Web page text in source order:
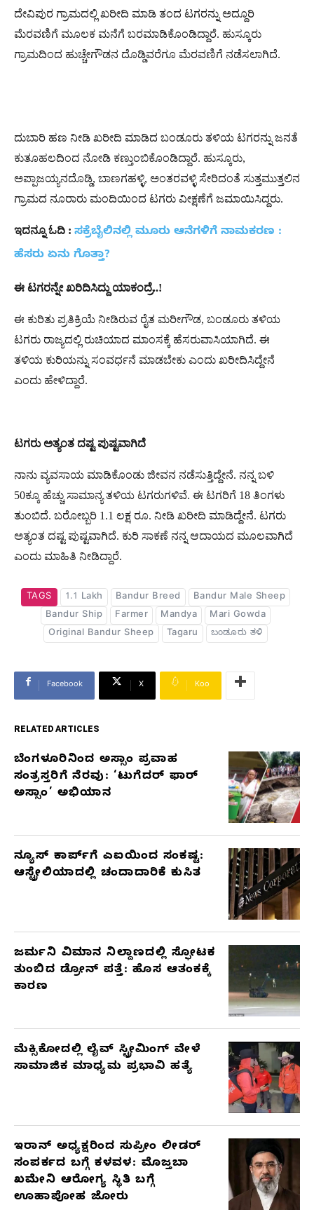
ದೇವಿಪುರ ಗ್ರಾಮದಲ್ಲಿ ಖರೀದಿ ಮಾಡಿ ತಂದ ಟಗರನ್ನು ಅದ್ದೂರಿ
‌ಮೆರವಣಿಗೆ ಮೂಲಕ ಮನೆಗೆ ಬರಮಾಡಿಕೊಂಡಿದ್ದಾರೆ. ಹುಸ್ಕೂರು
ಗ್ರಾಮದಿಂದ ಹುಚ್ಚೇಗೌಡನ ದೊಡ್ಡಿವರೆಗೂ ಮೆರವಣಿಗೆ ನಡೆಸಲಾಗಿದೆ.
ದುಬಾರಿ ಹಣ ನೀಡಿ ಖರೀದಿ ಮಾಡಿದ ಬಂಡೂರು ತಳಿಯ ಟಗರನ್ನು ಜನತೆ
ಕುತೂಹಲದಿಂದ ನೋಡಿ ಕಣ್ತುಂಬಿಕೊಂಡಿದ್ದಾರೆ. ಹುಸ್ಕೂರು,
ಅಪ್ಪಾಜಯ್ಯನದೊಡ್ಡಿ, ಬಾಣಗಹಳ್ಳಿ, ಅಂತರವಳ್ಳಿ ಸೇರಿದಂತೆ ಸುತ್ತಮುತ್ತಲಿನ
ಗ್ರಾಮದ ನೂರಾರು ಮಂದಿಯಿಂದ ಟಗರು ವೀಕ್ಷಣೆಗೆ ಜಮಾಯಿಸಿದ್ದರು.
ಇದನ್ನೂ ಓದಿ : ಸಕ್ರೆಬೈಲಿನಲ್ಲಿ ಮೂರು ಆನೆಗಳಿಗೆ ನಾಮಕರಣ :
ಹೆಸರು ಏನು ಗೊತ್ತಾ?
ಈ ಟಗರನ್ನೇ ಖರಿದಿಸಿದ್ದು ಯಾಕಂದ್ರೆ..!
ಈ ಕುರಿತು ಪ್ರತಿಕ್ರಿಯೆ ನೀಡಿರುವ ರೈತ ಮರೀಗೌಡ, ಬಂಡೂರು ತಳಿಯ
ಟಗರು ರಾಜ್ಯದಲ್ಲಿ ರುಚಿಯಾದ ಮಾಂಸಕ್ಕೆ ಹೆಸರುವಾಸಿಯಾಗಿದೆ. ಈ
ತಳಿಯ ಕುರಿಯನ್ನು ಸಂವರ್ಧನೆ ಮಾಡಬೇಕು ಎಂದು ಖರೀದಿಸಿದ್ದೇನೆ
ಎಂದು ಹೇಳಿದ್ದಾರೆ.
ಟಗರು ಅತ್ಯಂತ ದಷ್ಟ ಪುಷ್ಟವಾಗಿದೆ
ನಾನು ವ್ಯವಸಾಯ ಮಾಡಿಕೊಂಡು ಜೀವನ ನಡೆಸುತ್ತಿದ್ದೇನೆ. ನನ್ನ ಬಳಿ
50ಕ್ಕೂ ಹೆಚ್ಚು ಸಾಮಾನ್ಯ ತಳಿಯ ಟಗರುಗಳಿವೆ. ಈ ಟಗರಿಗೆ 18 ತಿಂಗಳು
ತುಂಬಿದೆ. ಬರೋಬ್ಬರಿ 1.1 ಲಕ್ಷ ರೂ. ನೀಡಿ ಖರೀದಿ ಮಾಡಿದ್ದೇನೆ. ಟಗರು
ಅತ್ಯಂತ ದಷ್ಟ ಪುಷ್ಟವಾಗಿದೆ. ಕುರಿ ಸಾಕಣೆ ನನ್ನ ಆದಾಯದ ಮೂಲವಾಗಿದೆ
ಎಂದು ಮಾಹಿತಿ ನೀಡಿದ್ದಾರೆ.
TAGS 1.1 Lakh Bandur Breed
Bandur Male Sheep
Bandur Ship
Farmer Mandya
Mari Gowda
Original Bandur Sheep
Tagaru ಬಂಡೂರು ತಳಿ
Facebook X Koo
RELATED ARTICLES
RELATED
ARTICLES
ಬೆಂಗಳೂರಿನಿಂದ ಅಸ್ಸಾಂ ಪ್ರವಾಹ
ಸಂತ್ರಸ್ತರಿಗೆ ನೆರವು: ‘ಟುಗೆದರ್ ಫಾರ್
ಅಸ್ಸಾಂ’ ಅಭಿಯಾನ
ನ್ಯೂಸ್ ಕಾರ್ಪ್‌ಗೆ ಎಐಯಿಂದ ಸಂಕಷ್ಟ:
ಆಸ್ಟ್ರೇಲಿಯಾದಲ್ಲಿ ಚಂದಾದಾರಿಕೆ ಕುಸಿತ
ಜರ್ಮನಿ ವಿಮಾನ ನಿಲ್ದಾಣದಲ್ಲಿ ಸ್ಫೋಟಕ
ತುಂಬಿದ ಡ್ರೋನ್ ಪತ್ತೆ: ಹೊಸ ಆತಂಕಕ್ಕೆ
ಕಾರಣ
ಮೆಕ್ಸಿಕೋದಲ್ಲಿ ಲೈವ್ ಸ್ಟ್ರೀಮಿಂಗ್ ವೇಳೆ
ಸಾಮಾಜಿಕ ಮಾಧ್ಯಮ ಪ್ರಭಾವಿ ಹತ್ಯೆ
ಇರಾನ್ ಅಧ್ಯಕ್ಷರಿಂದ ಸುಪ್ರೀಂ ಲೀಡರ್
ಸಂಪರ್ಕದ ಬಗ್ಗೆ ಕಳವಳ: ಮೊಜ್ತಬಾ
ಖಮೇನಿ ಆರೋಗ್ಯ ಸ್ಥಿತಿ ಬಗ್ಗೆ
ಊಹಾಪೋಹ ಜೋರು